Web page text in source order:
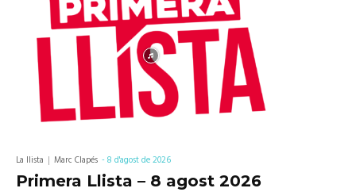
La llista Marc Clapés -8 d'agost de 2026
Primera Llista – 8 agost 2026